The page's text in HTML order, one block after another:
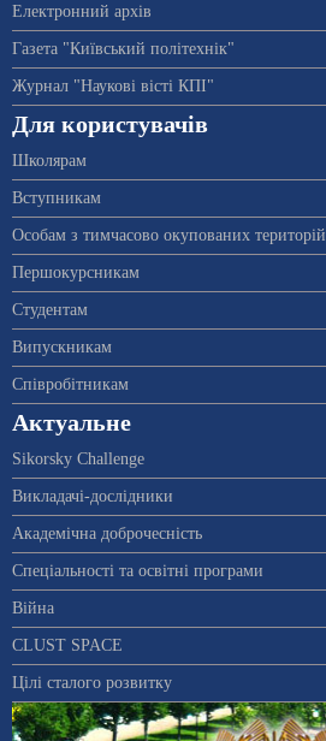
Електронний архів
Газета "Київський політехнік"
Журнал "Наукові вісті КПІ"
Для користувачів
Школярам
Вступникам
Особам з тимчасово окупованих територій
Першокурсникам
Студентам
Випускникам
Співробітникам
Актуальне
Sikorsky Challenge
Викладачі-дослідники
Академічна доброчесність
Спеціальності та освітні програми
Війна
CLUST SPACE
Цілі сталого розвитку